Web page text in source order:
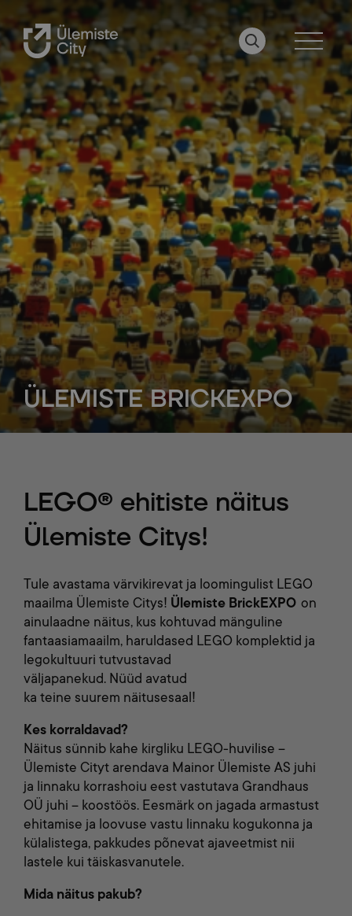
OTSI LEHELTMENÜÜ
ÜLEMISTE BRICKEXPO
LEGO® ehitiste näitus
Ülemiste Citys!
Tule avastama värvikirevat ja loomingulist LEGO
maailma Ülemiste Citys! Ülemiste BrickEXPO on
ainulaadne näitus, kus kohtuvad mänguline
fantaasiamaailm, haruldased LEGO komplektid ja
legokultuuri tutvustavad
väljapanekud. Nüüd avatud
ka teine suurem näitusesaal!
Kes korraldavad?
Näitus sünnib kahe kirgliku LEGO-huvilise –
Ülemiste Cityt arendava Mainor Ülemiste AS juhi
ja linnaku korrashoiu eest vastutava Grandhaus
OÜ juhi – koostöös. Eesmärk on jagada armastust
ehitamise ja loovuse vastu linnaku kogukonna ja
külalistega, pakkudes põnevat ajaveetmist nii
lastele kui täiskasvanutele.
Mida näitus pakub?